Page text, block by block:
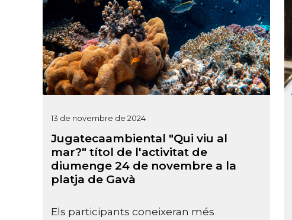
13 de novembre de 2024
Jugatecaambiental "Qui viu al
mar?" títol de l'activitat de
diumenge 24 de novembre a la
platja de Gavà
Els participants coneixeran més